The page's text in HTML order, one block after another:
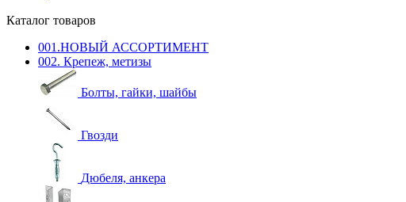
Каталог товаров
001.НОВЫЙ АССОРТИМЕНТ
002. Крепеж, метизы
Болты, гайки, шайбы
Гвозди
Дюбеля, анкера